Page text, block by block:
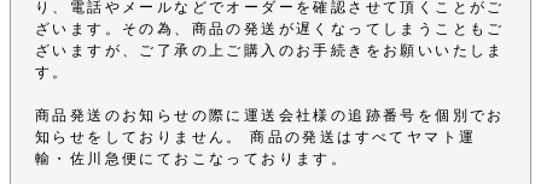
り、電話やメールなどでオーダーを確認させて頂くことがご
ざいます。その為、商品の発送が遅くなってしまうこともご
ざいますが、ご了承の上ご購入のお手続きをお願いいたしま
す。
商品発送のお知らせの際に運送会社様の追跡番号を個別でお
知らせをしておりません。 商品の発送はすべてヤマト運
輸・佐川急便にておこなっております。